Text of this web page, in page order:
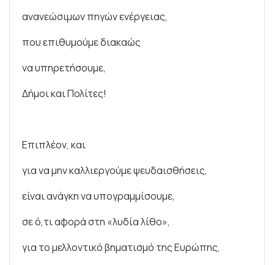
ανανεώσιμων πηγών ενέργειας,
που επιθυμούμε διακαώς
να υπηρετήσουμε,
Δήμοι και Πολίτες!
Επιπλέον, και
για να μην καλλιεργούμε ψευδαισθήσεις,
είναι ανάγκη να υπογραμμίσουμε,
σε ό,τι αφορά στη «λυδία λίθο»,
για το μελλοντικό βηματισμό της Ευρώπης,